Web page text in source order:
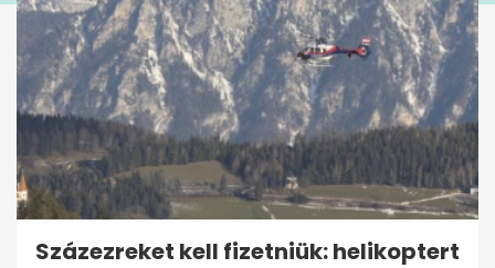
Százezreket kell fizetniük: helikoptert